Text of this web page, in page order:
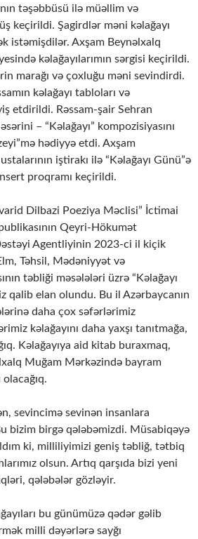
təşəbbüsü ilə müəllim və
keçirildi. Şagirdlər məni kəlağayı
istəmişdilər. Axşam Beynəlxalq
kəlağayılarımın sərgisi keçirildi.
marağı və çoxluğu məni sevindirdi.
kəlağayı tabloları və
etdirildi. Rəssam-şair Sehran
– “Kəlağayı” kompozisiyasını
hədiyyə etdi. Axşam
iştirakı ilə “Kəlağayı Günü”ə
proqramı keçirildi.
Dilbazi Poeziya Məclisi” İctimai
Qeyri-Hökumət
Agentliyinin 2023-ci il kiçik
Təhsil, Mədəniyyət və
təbliği məsələləri üzrə “Kəlağayı
qalib elan olundu. Bu il Azərbaycanın
daha çox səfərlərimiz
kəlağayını daha yaxşı tanıtmağa,
Kəlağayıya aid kitab buraxmaq,
Muğam Mərkəzində bayram
sevincimə sevinən insanlara
bizim birgə qələbəmizdi. Müsabiqəyə
ki, milliliyimizi geniş təbliğ, tətbiq
olsun. Artıq qarşıda bizi yeni
qələbələr gözləyir.
bu günümüzə qədər gəlib
milli dəyərlərə sayğı